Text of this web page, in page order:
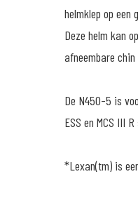
helmklep op een
Deze helm kan
afneembare
De N450-5 is
ESS en MCS III
*Lexan(tm) is